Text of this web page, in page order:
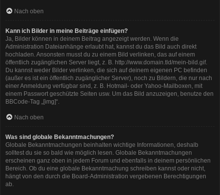
Nach oben
Kann ich Bilder in meine Beiträge einfügen?
Ja, Bilder können in deinem Beitrag angezeigt werden. Wenn die
Administration Dateianhänge erlaubt hat, kannst du das Bild auch direkt
hochladen. Ansonsten musst du zu einem Bild verlinken, das auf einem
öffentlich zugänglichen Server liegt, z. B. http://www.domain.tld/mein-bild.gif.
Du kannst weder Bilder verlinken, die sich auf deinem eigenen PC befinden
(außer es ist ein öffentlich zugänglicher Server), noch zu Bildern, die nur nach
einer Anmeldung verfügbar sind, z. B. Hotmail- oder Yahoo-Mailboxen, mit
einem Passwort geschützte Seiten usw. Um das Bild anzuzeigen, benutze den
BBCode-Tag „[img]“.
Nach oben
Was sind globale Bekanntmachungen?
Globale Bekanntmachungen beinhalten wichtige Informationen, deshalb
solltest du sie so bald wie möglich lesen. Globale Bekanntmachungen
erscheinen ganz oben in jedem Forum und ebenfalls in deinem persönlichen
Bereich. Ob du eine globale Bekanntmachung schreiben kannst oder nicht,
hängt von den durch die Board-Administration vergebenen Berechtigungen
ab.